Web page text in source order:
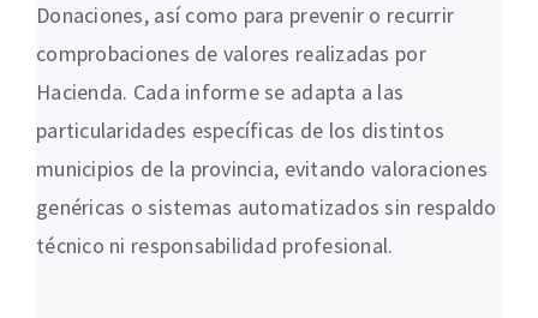
Donaciones, así como para prevenir o recurrir
comprobaciones de valores realizadas por
Hacienda. Cada informe se adapta a las
particularidades específicas de los distintos
municipios de la provincia, evitando valoraciones
genéricas o sistemas automatizados sin respaldo
técnico ni responsabilidad profesional.